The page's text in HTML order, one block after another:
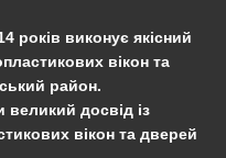
років виконує якісний
вікон та
район.
досвід із
вікон та дверей